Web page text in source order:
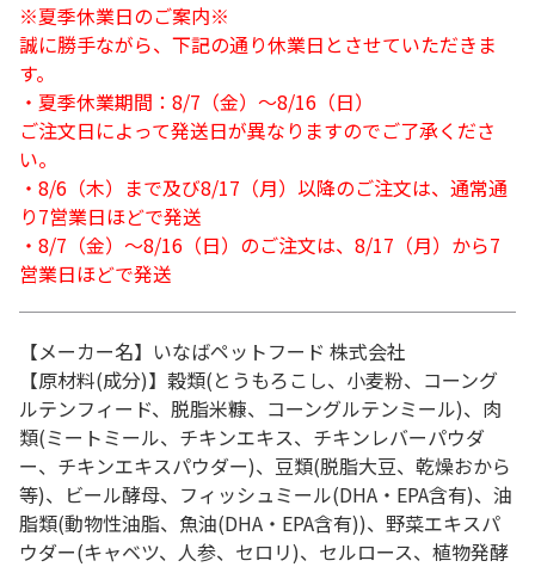
※夏季休業日のご案内※
誠に勝手ながら、下記の通り休業日とさせていただきま
す。
・夏季休業期間：8/7（金）～8/16（日）
ご注文日によって発送日が異なりますのでご了承くださ
い。
・8/6（木）まで及び8/17（月）以降のご注文は、通常通
り7営業日ほどで発送
・8/7（金）～8/16（日）のご注文は、8/17（月）から7
営業日ほどで発送
【メーカー名】いなばペットフード 株式会社
【原材料(成分)】穀類(とうもろこし、小麦粉、コーング
ルテンフィード、脱脂米糠、コーングルテンミール)、肉
類(ミートミール、チキンエキス、チキンレバーパウダ
ー、チキンエキスパウダー)、豆類(脱脂大豆、乾燥おから
等)、ビール酵母、フィッシュミール(DHA・EPA含有)、油
脂類(動物性油脂、魚油(DHA・EPA含有))、野菜エキスパ
ウダー(キャベツ、人参、セロリ)、セルロース、植物発酵